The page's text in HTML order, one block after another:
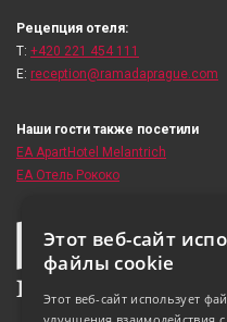
Рецепция отеля:
T: +420 221 454 111
E: reception@ramadaprague.com
Наши гости также посетили
EA ApartHotel Melantrich
ЕА Отель Рококо
Этот веб-сайт
файлы cookie
Этот веб-сайт использует